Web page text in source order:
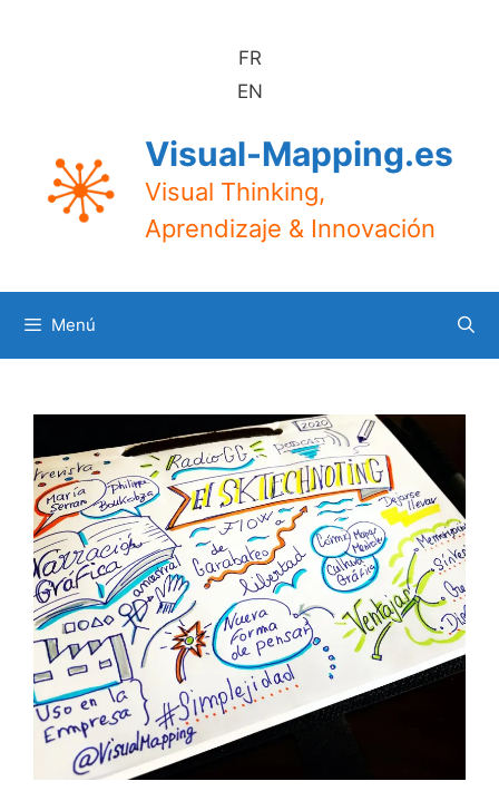
FR
EN
Visual-Mapping.es
Visual Thinking,
Aprendizaje & Innovación
Menú